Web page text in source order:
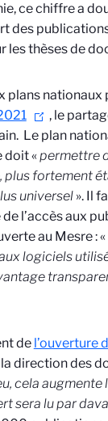
ce chiffre a
des
les thèses de
plans
, le
Le plan
doit «permettre
fortement
universel ». Il
l’accès aux
au Mesre : «
logiciels
de l’ouverture
direction des
cela
sera lu par